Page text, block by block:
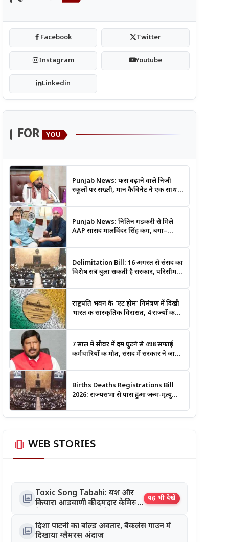
Facebook Twitter
Instagram Youtube
Linkedin
FOR YOU
Punjab News: फीस बढ़ाने वाले निजी
स्कूलों पर सख्ती, मान कैबिनेट ने एक साथ
Punjab News: नितिन गडकरी से मिले
AAP सांसद मालविंदर सिंह कंग, बंगा–
National Highway बनाने की उठाई मांग
Delimitation Bill: 16 अगस्त से संसद का
विशेष सत्र बुला सकती है सरकार, परिसीमन
राष्ट्रपति भवन के ‘एट होम’ निमंत्रण में दिखी
भारत की सांस्कृतिक विरासत, 4 राज्यों की
7 साल में सीवर में दम घुटने से 498 सफाई
कर्मचारियों की मौत, संसद में सरकार ने जारी
Births Deaths Registrations Bill
2026: राज्यसभा से पास हुआ जन्म-मृत्यु
और कब लगेगा कोर्ट का आदेश
amp_stories WEB STORIES
photo_library Toxic Song Tabahi: यश और
कियारा आडवाणी की दमदार केमिस्ट्री
मीडिया पर छाया गाना
यह भी देखें
photo_library दिशा पाटनी का बोल्ड अवतार, बैकलेस गाउन में
दिखाया ग्लैमरस अंदाज